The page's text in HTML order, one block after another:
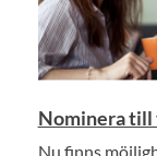
Nominera till
Nu finns